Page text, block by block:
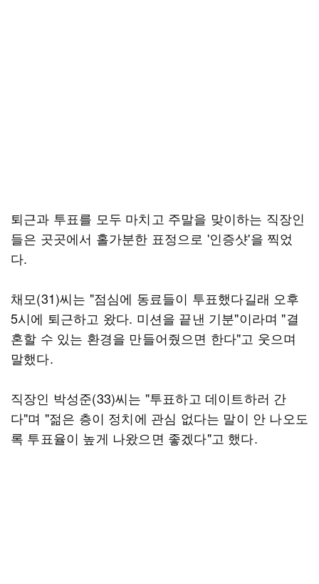
퇴근과 투표를 모두 마치고 주말을 맞이하는 직장인
들은 곳곳에서 홀가분한 표정으로 '인증샷'을 찍었
다.
채모(31)씨는 "점심에 동료들이 투표했다길래 오후
5시에 퇴근하고 왔다. 미션을 끝낸 기분"이라며 "결
혼할 수 있는 환경을 만들어줬으면 한다"고 웃으며
말했다.
직장인 박성준(33)씨는 "투표하고 데이트하러 간
다"며 "젊은 층이 정치에 관심 없다는 말이 안 나오도
록 투표율이 높게 나왔으면 좋겠다"고 했다.